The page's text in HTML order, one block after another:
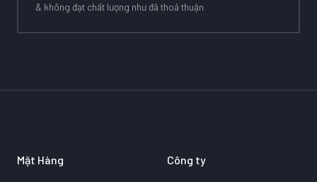
& không đạt chất lượng như đã thoả thuận
Mặt Hàng Công ty